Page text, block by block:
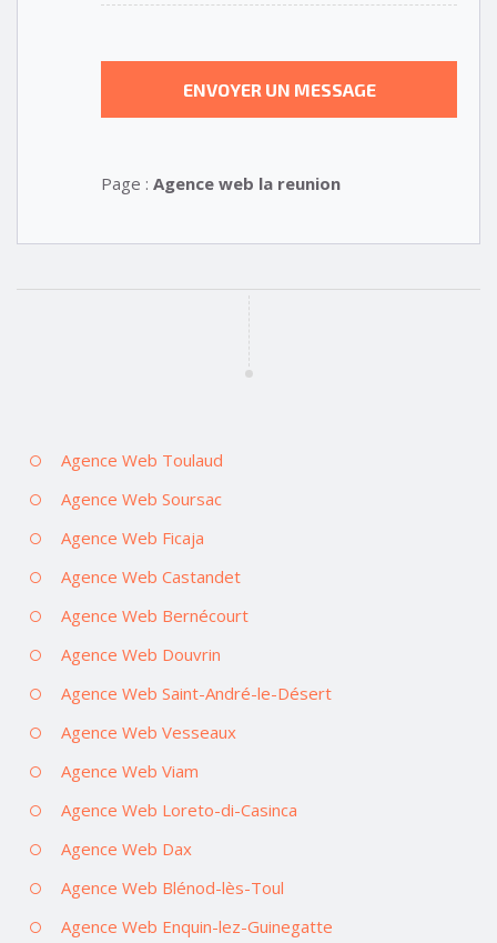
Page : Agence web la reunion
Agence Web Toulaud
Agence Web Soursac
Agence Web Ficaja
Agence Web Castandet
Agence Web Bernécourt
Agence Web Douvrin
Agence Web Saint-André-le-Désert
Agence Web Vesseaux
Agence Web Viam
Agence Web Loreto-di-Casinca
Agence Web Dax
Agence Web Blénod-lès-Toul
Agence Web Enquin-lez-Guinegatte